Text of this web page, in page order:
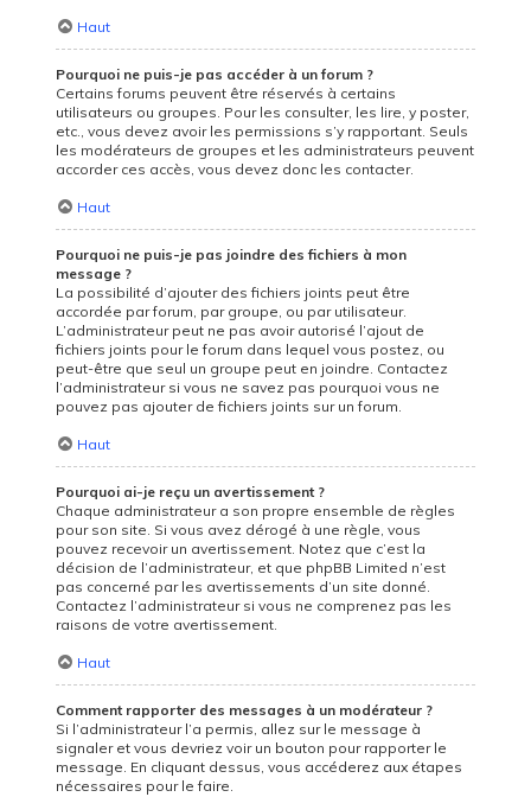
Haut
Pourquoi ne puis-je pas accéder à un forum ?
Certains forums peuvent être réservés à certains
utilisateurs ou groupes. Pour les consulter, les lire, y poster,
etc., vous devez avoir les permissions s’y rapportant. Seuls
les modérateurs de groupes et les administrateurs peuvent
accorder ces accès, vous devez donc les contacter.
Haut
Pourquoi ne puis-je pas joindre des fichiers à mon
message ?
La possibilité d’ajouter des fichiers joints peut être
accordée par forum, par groupe, ou par utilisateur.
L’administrateur peut ne pas avoir autorisé l’ajout de
fichiers joints pour le forum dans lequel vous postez, ou
peut-être que seul un groupe peut en joindre. Contactez
l’administrateur si vous ne savez pas pourquoi vous ne
pouvez pas ajouter de fichiers joints sur un forum.
Haut
Pourquoi ai-je reçu un avertissement ?
Chaque administrateur a son propre ensemble de règles
pour son site. Si vous avez dérogé à une règle, vous
pouvez recevoir un avertissement. Notez que c’est la
décision de l’administrateur, et que phpBB Limited n’est
pas concerné par les avertissements d’un site donné.
Contactez l’administrateur si vous ne comprenez pas les
raisons de votre avertissement.
Haut
Comment rapporter des messages à un modérateur ?
Si l’administrateur l’a permis, allez sur le message à
signaler et vous devriez voir un bouton pour rapporter le
message. En cliquant dessus, vous accéderez aux étapes
nécessaires pour le faire.